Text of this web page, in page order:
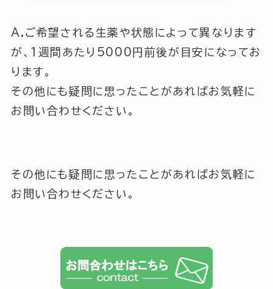
A.ご希望される生薬や状態によって異なります
が、1週間あたり5000円前後が目安になってお
ります。
その他にも疑問に思ったことがあればお気軽に
お問い合わせください。
その他にも疑問に思ったことがあればお気軽に
お問い合わせください。